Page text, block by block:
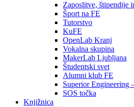
Zaposlitve, štipendije
Šport na FE
Tutorstvo
KuFE
OpenLab Kranj
Vokalna skupina
MakerLab Ljubljana
Študentski svet
Alumni klub FE
Superior Engineering
SOS točka
Knjižnica